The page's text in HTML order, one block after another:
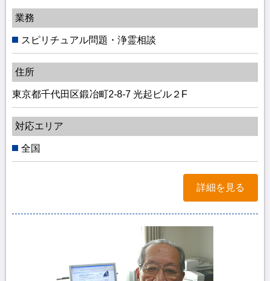
業務
スピリチュアル問題・浄霊相談
住所
東京都千代田区鍛冶町2-8-7 光起ビル２F
対応エリア
全国
詳細を見る